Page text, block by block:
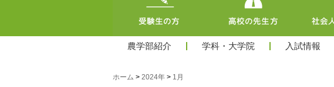
農学部紹介 学科・大学院 入試情報
ホーム > 2024年 > 1月